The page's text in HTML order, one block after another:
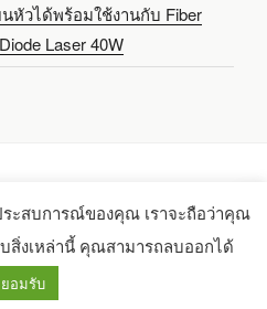
หัวได้พร้อมใช้งานกับ Fiber
Laser 40W
Software Limited
ะสบการณ์ของคุณ เราจะถือว่าคุณ
งเหล่านี้ คุณสามารถลบออกได้
ยอมรับ